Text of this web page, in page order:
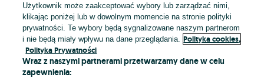
Kontynuuj przez konto Google
LUB
Użytkownik może zaakceptować wybory lub zarządzać nimi,
klikając poniżej lub w dowolnym momencie na stronie polityki
prywatności. Te wybory będą sygnalizowane naszym partnerom
i nie będą miały wpływu na dane przeglądania.
Polityka cookies,
Polityka Prywatności
Wraz z naszymi partnerami przetwarzamy dane w celu
zapewnienia: